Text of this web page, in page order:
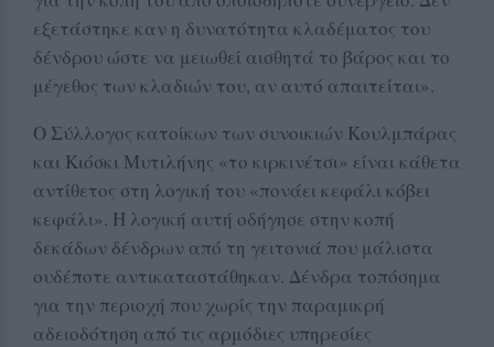
εξετάστηκε καν η δυνατότητα κλαδέματος του
δένδρου ώστε να μειωθεί αισθητά το βάρος και το
μέγεθος των κλαδιών του, αν αυτό απαιτείται».
Ο Σύλλογος κατοίκων των συνοικιών Κουλμπάρας
και Κιόσκι Μυτιλήνης «το κιρκινέτσι» είναι κάθετα
αντίθετος στη λογική του «πονάει κεφάλι κόβει
κεφάλι». Η λογική αυτή οδήγησε στην κοπή
δεκάδων δένδρων από τη γειτονιά που μάλιστα
ουδέποτε αντικαταστάθηκαν. Δένδρα τοπόσημα
για την περιοχή που χωρίς την παραμικρή
αδειοδότηση από τις αρμόδιες υπηρεσίες